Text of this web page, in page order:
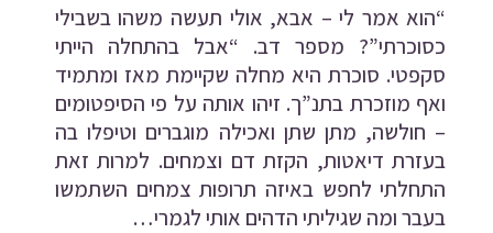
“הוא אמר לי – אבא, אולי תעשה משהו בשבילי
כסוכרתי”? מספר דב. “אבל בהתחלה הייתי
סקפטי. סוכרת היא מחלה שקיימת מאז ומתמיד
ואף מוזכרת בתנ”ך. זיהו אותה על פי הסיפטומים
– חולשה, מתן שתן ואכילה מוגברים וטיפלו בה
בעזרת דיאטות, הקזת דם וצמחים. למרות זאת
התחלתי לחפש באיזה תרופות צמחים השתמשו
בעבר ומה שגיליתי הדהים אותי לגמרי…